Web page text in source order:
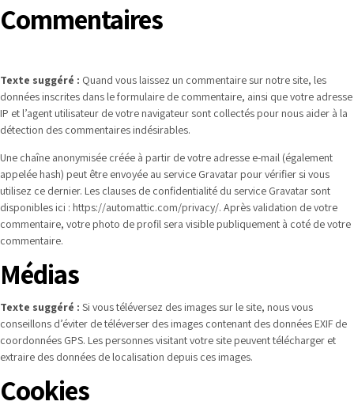
Commentaires
Texte suggéré : Quand vous laissez un commentaire sur notre site, les
données inscrites dans le formulaire de commentaire, ainsi que votre adresse
IP et l’agent utilisateur de votre navigateur sont collectés pour nous aider à la
détection des commentaires indésirables.
Une chaîne anonymisée créée à partir de votre adresse e-mail (également
appelée hash) peut être envoyée au service Gravatar pour vérifier si vous
utilisez ce dernier. Les clauses de confidentialité du service Gravatar sont
disponibles ici : https://automattic.com/privacy/. Après validation de votre
commentaire, votre photo de profil sera visible publiquement à coté de votre
commentaire.
Médias
Texte suggéré : Si vous téléversez des images sur le site, nous vous
conseillons d’éviter de téléverser des images contenant des données EXIF de
coordonnées GPS. Les personnes visitant votre site peuvent télécharger et
extraire des données de localisation depuis ces images.
Cookies